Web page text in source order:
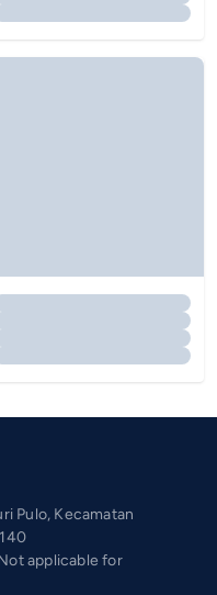
Pulo, Kecamatan
applicable for